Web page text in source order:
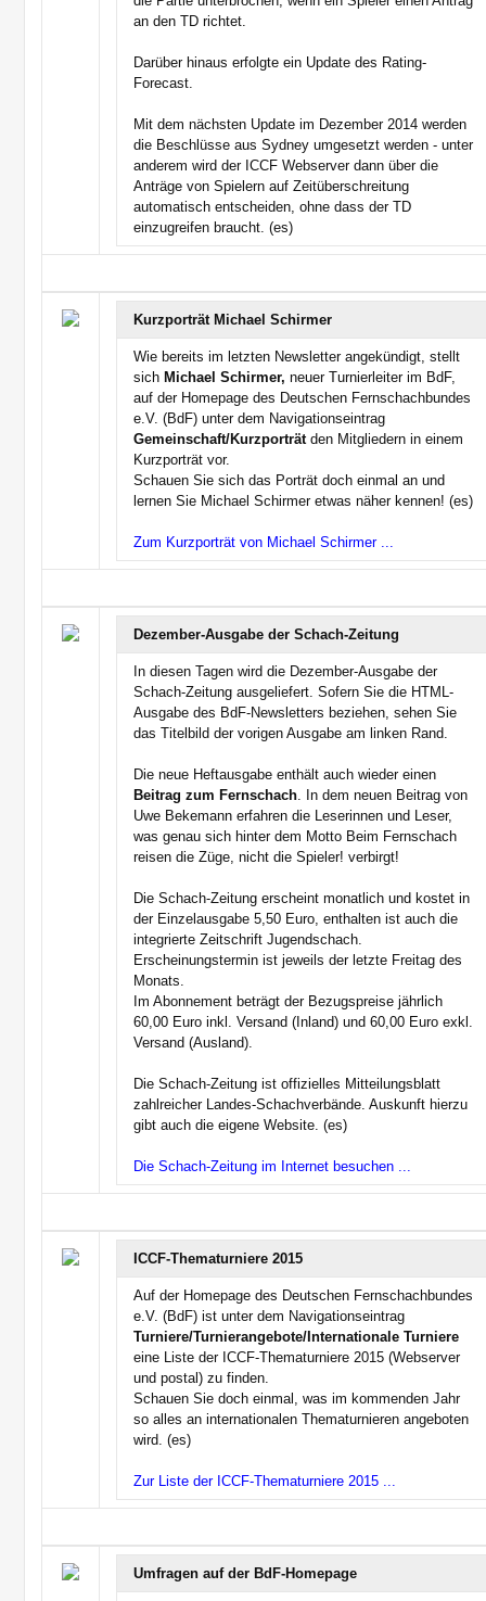
an den TD richtet.
Darüber hinaus erfolgte ein Update des Rating-
Forecast.
Mit dem nächsten Update im Dezember 2014 werden
die Beschlüsse aus Sydney umgesetzt werden - unter
anderem wird der ICCF Webserver dann über die
Anträge von Spielern auf Zeitüberschreitung
automatisch entscheiden, ohne dass der TD
einzugreifen braucht. (es)
Kurzporträt Michael Schirmer
Wie bereits im letzten Newsletter angekündigt, stellt
sich Michael Schirmer,neuer Turnierleiter im BdF,
auf der Homepage des Deutschen Fernschachbundes
e.V. (BdF) unter dem Navigationseintrag
Gemeinschaft/Kurzporträtden Mitgliedern in einem
Kurzporträt vor.
Schauen Sie sich das Porträt doch einmal an und
lernen Sie Michael Schirmer etwas näher kennen! (es)
Zum Kurzporträt von Michael Schirmer ...
Dezember-Ausgabe der Schach-Zeitung
In diesen Tagen wird die Dezember-Ausgabe der
Schach-Zeitung ausgeliefert. Sofern Sie die HTML-
Ausgabe des BdF-Newsletters beziehen, sehen Sie
das Titelbild der vorigen Ausgabe am linken Rand.
Die neue Heftausgabe enthält auch wieder einen
Beitrag zum Fernschach. In dem neuen Beitrag von
Uwe Bekemann erfahren die Leserinnen und Leser,
was genau sich hinter dem Motto Beim Fernschach
reisen die Züge, nicht die Spieler! verbirgt!
Die Schach-Zeitung erscheint monatlich und kostet in
der Einzelausgabe 5,50 Euro, enthalten ist auch die
integrierte Zeitschrift Jugendschach.
Erscheinungstermin ist jeweils der letzte Freitag des
Monats.
Im Abonnement beträgt der Bezugspreise jährlich
60,00 Euro inkl. Versand (Inland) und 60,00 Euro exkl.
Versand (Ausland).
Die Schach-Zeitung ist offizielles Mitteilungsblatt
zahlreicher Landes-Schachverbände. Auskunft hierzu
gibt auch die eigene Website. (es)
Die Schach-Zeitung im Internet besuchen ...
ICCF-Thematurniere 2015
Auf der Homepage des Deutschen Fernschachbundes
e.V. (BdF) ist unter dem Navigationseintrag
Turniere/Turnierangebote/Internationale Turniere
eine Liste der ICCF-Thematurniere 2015 (Webserver
und postal) zu finden.
Schauen Sie doch einmal, was im kommenden Jahr
so alles an internationalen Thematurnieren angeboten
wird. (es)
Zur Liste der ICCF-Thematurniere 2015 ...
Umfragen auf der BdF-Homepage